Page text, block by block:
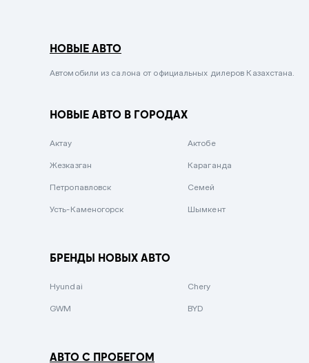
Сиреневый металлик
Вишневый
Зеленый металлик
НОВЫЕ АВТО
Автомобили из салона от официальных дилеров Казахстана.
НОВЫЕ АВТО В ГОРОДАХ
Актау Актобе
Жезказган Караганда
Петропавловск Семей
Усть-Каменогорск Шымкент
БРЕНДЫ НОВЫХ АВТО
Hyundai Chery
GWM BYD
АВТО С ПРОБЕГОМ